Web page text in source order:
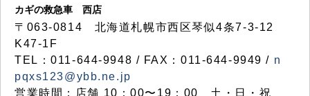
カギの救急車 西店
〒063-0814 北海道札幌市西区琴似4条7-3-12
K47-1F
TEL：011-644-9948 / FAX：011-644-9949 / n
pqxs123@ybb.ne.jp
営業時間：店舗 10：00〜19：00 土・日・祝